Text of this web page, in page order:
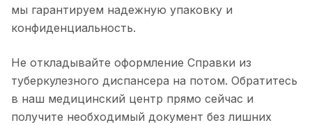
мы гарантируем надежную упаковку и
конфиденциальность.
Не откладывайте оформление Справки из
туберкулезного диспансера на потом. Обратитесь
в наш медицинский центр прямо сейчас и
получите необходимый документ без лишних